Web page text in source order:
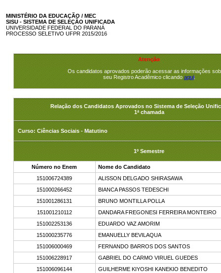
MINISTÉRIO DA EDUCAÇÃO / MEC
SISU - SISTEMA DE SELEÇÃO UNIFICADA
UNIVERSIDADE FEDERAL DO PARANÁ
PROCESSO SELETIVO UFPR 2015/2016
Atenção
Os candidatos aprovados poderão acessar as informações
seu Registro Acadêmico clicandoaqui.
Relação dos Candidatos Aprovados no Sistema de Seleção
1ª chamada
Curso: Ciências Sociais - Matutino
1º Semestre
Número no Enem
Nome do Candidato
151006724389
ALISSON DELGADO SHIRASAWA
151000266452
BIANCA PASSOS TEDESCHI
151001286131
BRUNO MONTILLA POLLA
151001210112
DANDARA FREGONESI FERREIRA MONTEIRO
151002253136
EDUARDO VAZ AMORIM
151000235776
EMANUELLY BEVILAQUA
151006000469
FERNANDO BARROS DOS SANTOS
151006228917
GABRIEL DO CARMO VIRUEL GUEDES
151006096144
GUILHERME KIYOSHI KANEKIO BENEDITO